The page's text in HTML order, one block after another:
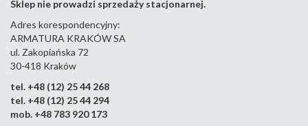
Sklep nie prowadzi sprzedaży stacjonarnej.
Adres korespondencyjny:
ARMATURA KRAKÓW SA
ul. Zakopiańska 72
30-418 Kraków
tel. +48 (12) 25 44 268
tel. +48 (12) 25 44 294
mob. +48 783 920 173